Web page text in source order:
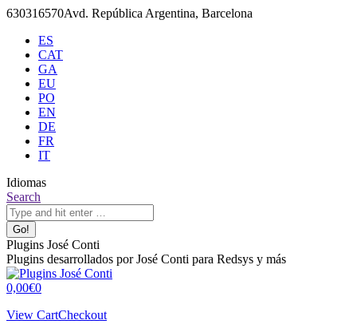
Skip
content
630316570Avd. República Argentina, Barcelona
ES
CAT
GA
EU
PO
EN
DE
FR
IT
Idiomas
X
page
opens
in
new
window
Github
page
opens
in
new
window
Search:
Search
Plugins José Conti
Plugins desarrollados por José Conti para Redsys y más
0,00€0
View CartCheckout